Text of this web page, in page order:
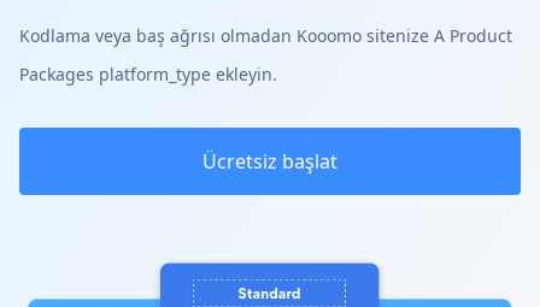
Kodlama veya baş ağrısı olmadan Kooomo sitenize A Product
Packages platform_type ekleyin.
Ücretsiz başlat